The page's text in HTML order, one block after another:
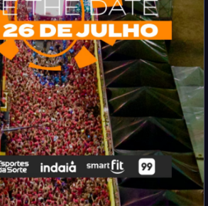
Marketing E Negócios
Música
News Tech